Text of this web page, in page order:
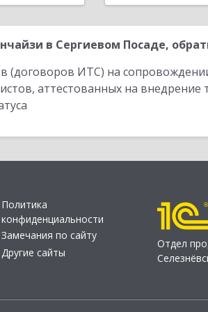
в Сергиевом Посаде,
(договоров ИТС) на
аттестованных на
Политика
конфиденциальности
Замечания по сайту
Другие сайты
Отдел